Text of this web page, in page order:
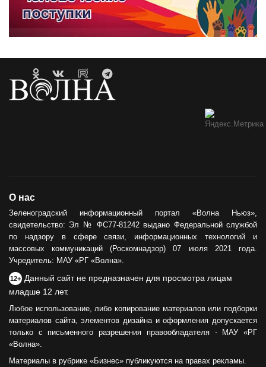
О нас
Зеленоградский информационный портал «Волна Ньюз»,
свидетельство: Эл № ФС77-81242 выдано Федеральной службой
по надзору в сфере связи, информационных технологий и
массовых коммуникаций (Роскомнадзор) 07 июля 2021 года.
Учредитель: МАУ «РГ «Волна».
12+ Данный сайт не предназначен для просмотра лицам
младше 12 лет.
Любое использование, либо копирование материалов или подборки
материалов сайта, элементов дизайна и оформления допускается
только с письменного разрешения правообладателя - МАУ «РГ
«Волна».
Материалы в рубрике «Бизнес» публикуются на правах рекламы.